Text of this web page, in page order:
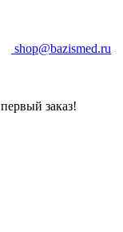
shop@bazismed.ru
заказ!